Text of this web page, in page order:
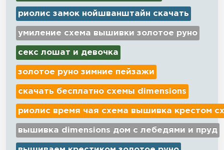
риолис замок нойшванштайн скачать
умиление схема вышивки золотое руно
секс лошат и девочка
золотое руно зимние пейзажи
скачать бесплатно схемы dimensions
риолис время чая схема вышивка крестом
вышивка dimensions дом с лебедями и пруд